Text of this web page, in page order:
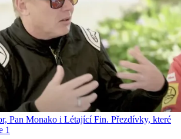
Pan Monako i Létající Fin. Přezdívky, které
1